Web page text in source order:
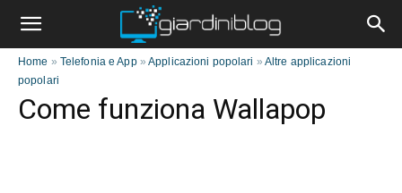
Home » Telefonia e App»Applicazioni popolari » Altre applicazioni
popolari
Come funziona Wallapop